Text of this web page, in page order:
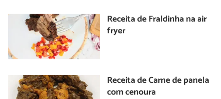
Receita de Fraldinha na air
fryer
Receita de Carne de panela
com cenoura